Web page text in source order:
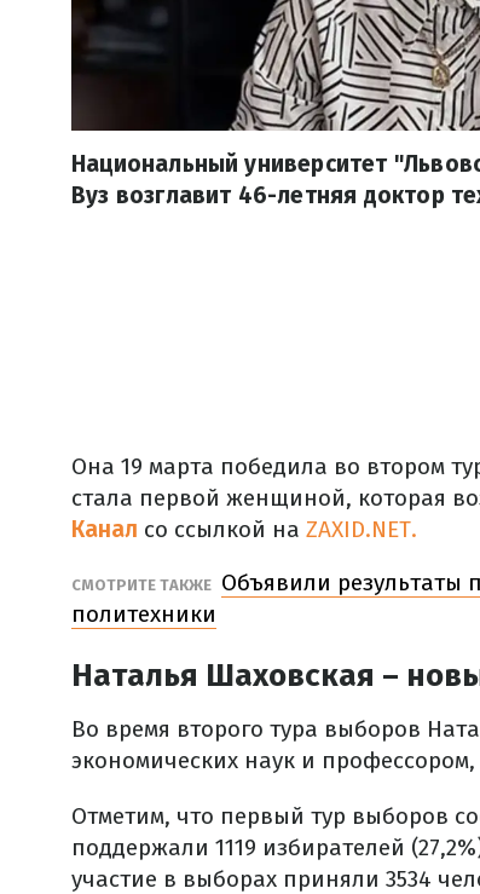
Национальный университет
Вуз возглавит 46-летняя доктор
Она 19 марта победила во втором
стала первой женщиной, которая
Канал со ссылкой на ZAXID.NET.
СМОТРИТЕ ТАКЖЕ Объявили результаты
политехники
Наталья Шаховская –
Во время второго тура выборов
экономических наук и
Отметим, что первый тур выборов
поддержали 1119 избирателей
участие в выборах приняли 3534